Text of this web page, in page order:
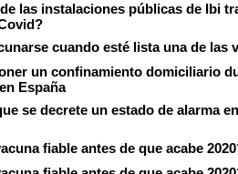
las instalaciones públicas de Ibi
cuando esté lista una de las
un confinamiento domiciliario
España
se decrete un estado de alarma
fiable antes de que acabe